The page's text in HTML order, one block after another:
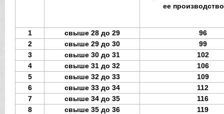
ее
1 свыше 28 до 29
96
2
свыше 29 до 30
99
3
свыше 30 до 31
102
4
свыше 31 до 32
106
5
свыше 32 до 33
109
6
свыше 33 до 34
112
7
свыше 34 до 35
116
8
свыше 35 до 36
119